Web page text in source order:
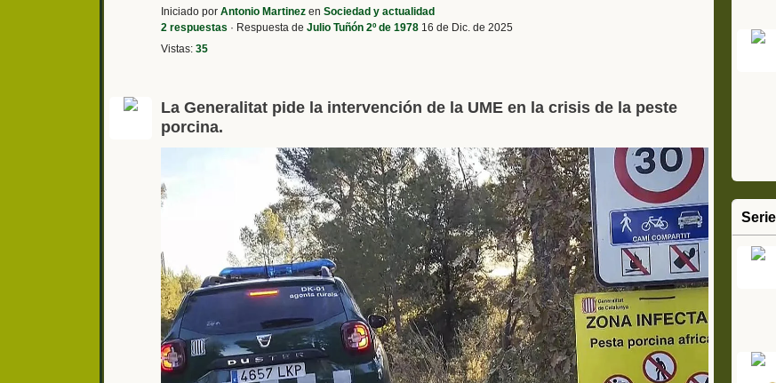
Iniciado por Antonio Martinez en Sociedad y actualidad
2 respuestas · Respuesta de Julio Tuñón 2º de 1978 16 de Dic. de 2025
Vistas: 35
La Generalitat pide la intervención de la UME en la crisis de la peste
porcina.